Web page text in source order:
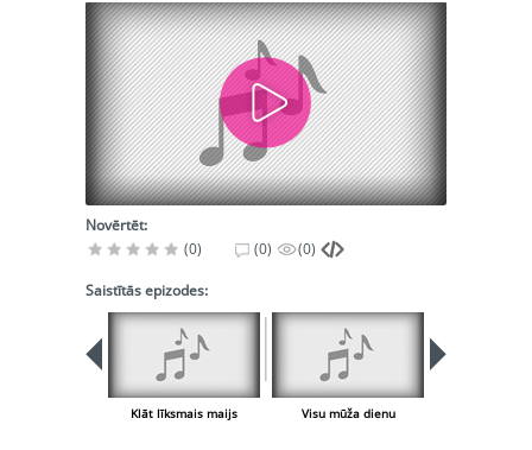
Novērtēt:
(0)
(0) (0)
Saistītās epizodes:
Klāt līksmais maijs Visu mūža dienu